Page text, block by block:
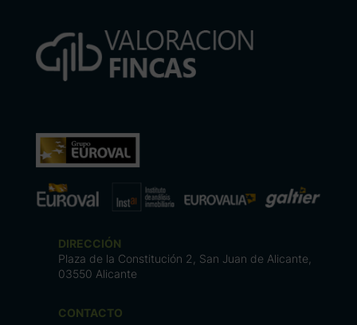
DIRECCIÓN
Plaza de la Constitución 2, San Juan de Alicante,
03550 Alicante
CONTACTO